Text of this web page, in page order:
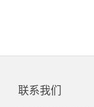
联系我们